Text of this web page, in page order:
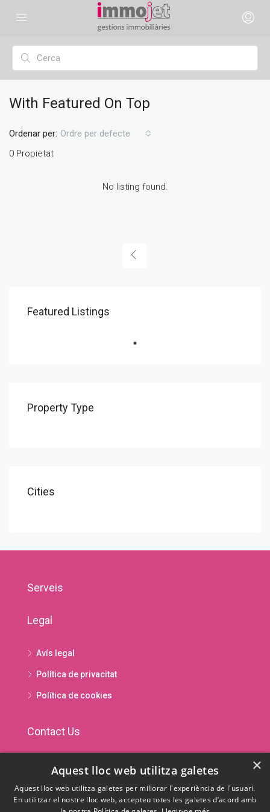
With Featured On Top
0 Propietat
Ordenar per: Ordre per defecte
No listing found.
Featured Listings
Property Type
Cities
Serveis
Legal
Avís legal
Política de privacitat
Política de cookies
Contact Us
Avda. Príncep Benlloch 89 · AD500 Andorra la Vella ·
Principat d'Andorra
(+376) 826 201
×
Aquest lloc web utilitza galetes
Aquest lloc web utilitza galetes per millorar l'experiència de l'usuari.
En utilitzar el nostre lloc web, accepteu totes les galetes d’acord amb